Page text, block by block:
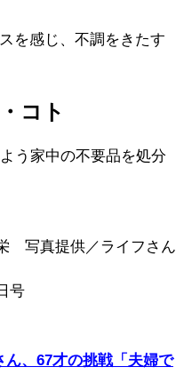
を感じ、不調をきたす
コト
う家中の不要品を処分
写真提供／ライフさん
号
、67才の挑戦「夫婦で